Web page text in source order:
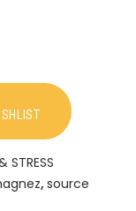
STRESS
, source